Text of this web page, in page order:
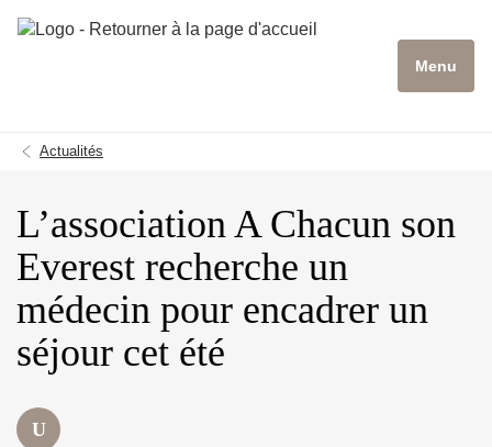
Menu
Actualités
L’association A Chacun son
Everest recherche un
médecin pour encadrer un
séjour cet été
U